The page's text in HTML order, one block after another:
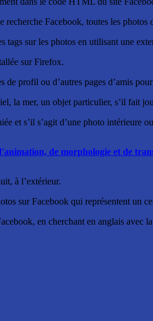
Facebook, toutes les
tags sur les photos en utilisant une
sur Firefox.
profil ou d’autres pages d’amis
la mer, un objet particulier, s’il fait
et s’il s’agit d’une photo intérieure
de morphologie et de
à l’extérieur.
sur Facebook qui représentent un
en cherchant en anglais avec